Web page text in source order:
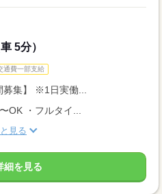
5分）
通費一部支給
募集】 ※1日実働...
OK ・フルタイ...
見る
細を見る